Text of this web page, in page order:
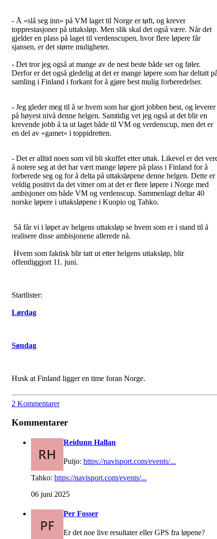
- Å «slå seg inn» på VM laget til Norge er tøft, og krever
topprestasjoner på uttaksløp. Men slik skal det også være. Når det
gjelder en plass på laget til verdenscupen, hvor flere løpere får
sjansen, er det større muligheter.
- Det tror jeg også at mange av de nest beste både ser og føler.
Derfor er det også gledelig at det er mange løpere som har deltatt
samling i Finland i forkant for å gjøre best mulig forberedelser.
- Jeg gleder meg til å se hvem som har gjort jobben best, og leverer
på høyest nivå denne helgen. Samtidig vet jeg også at det blir en
krevende jobb å ta ut laget både til VM og verdenscup, men det er
en del av «gamet» i toppidretten.
- Det er alltid noen som vil bli skuffet etter uttak. Likevel er det
å notere seg at det har vært mange løpere på plass i Finland for å
forberede seg og for å delta på uttaksløpene denne helgen. Dette er
veldig positivt da det vitner om at det er flere løpere i Norge med
ambisjoner om både VM og verdenscup. Sammenlagt deltar 40
norske løpere i uttaksløpene i Kuopio og Tahko.
Så får vi i løpet av helgens uttaksløp se hvem som er i stand til å
realisere disse ambisjonene allerede nå.
Hvem som faktisk blir tatt ut etter helgens uttaksløp, blir
offentliggjort 11. juni.
Startlister:
Lørdag
Søndag
Husk at Finland ligger en time foran Norge.
2 Kommentarer
Kommentarer
Reidunn Hallan
Puijo: https://navisport.com/events/...
Tahko: https://navisport.com/events/...
06 juni 2025
Per Fosser
Er det noe live resultater eller GPS fra løpene?